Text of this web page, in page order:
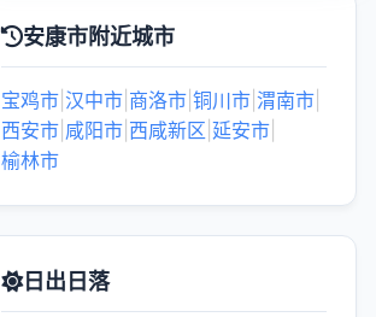
安康市附近城市
宝鸡市 汉中市 商洛市 铜川市 渭南市
西安市 咸阳市 西咸新区 延安市
榆林市
日出日落